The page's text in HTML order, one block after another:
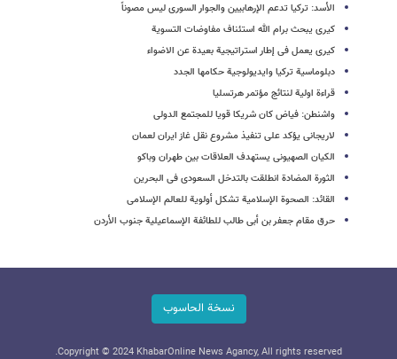
الأسد: ترکیا تدعم الإرهابیین والجوار السوری لیس مصوناً
کیری یبحث برام الله استئناف مفاوضات التسویة
کیری یعمل فی إطار استراتیجیة بعیدة عن الاضواء
دبلوماسیة ترکیا وایدیولوجیة حکامها الجدد
قراءة اولیة لنتائج مؤتمر هرتسلیا
واشنطن: فیاض کان شریکا قویا للمجتمع الدولی
لاریجانی یؤکد علی تنفیذ مشروع نقل غاز ایران لعمان
الکیان الصهیونی یستهدف العلاقات بین طهران وباکو
الثورة المضادة انطلقت بالتدخل السعودی فی البحرین
القائد: الصحوة الإسلامیة تشکل أولویة للعالم الإسلامی
حرق مقام جعفر بن أبی طالب للطائفة الإسماعیلیة جنوب الأردن
نسخة الحاسوب
Copyright © 2024 KhabarOnline News Agancy, All rights reserved.